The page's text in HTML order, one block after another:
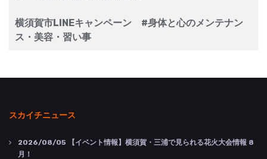
横須賀市LINEキャンペーン #身体と心のメンテナン
ス・美容・習い事
スカイチニュース
2026/08/05 【イベント情報】横須賀・三浦で見られる花火大会情報 8
月！